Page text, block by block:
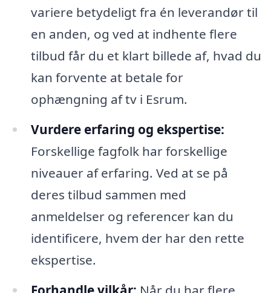
variere betydeligt fra én leverandør til
en anden, og ved at indhente flere
tilbud får du et klart billede af, hvad du
kan forvente at betale for
ophængning af tv i Esrum.
Vurdere erfaring og ekspertise:
Forskellige fagfolk har forskellige
niveauer af erfaring. Ved at se på
deres tilbud sammen med
anmeldelser og referencer kan du
identificere, hvem der har den rette
ekspertise.